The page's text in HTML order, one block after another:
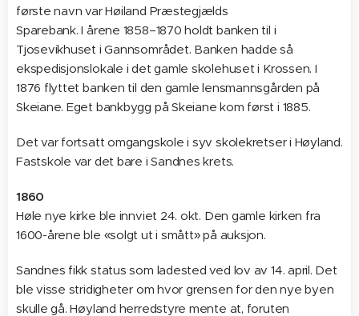
første navn var Høiland Præstegjælds
Sparebank. I årene 1858–1870 holdt banken til i
Tjosevikhuset i Gannsområdet. Banken hadde så
ekspedisjonslokale i det gamle skolehuset i Krossen. I
1876 flyttet banken til den gamle lensmannsgården på
Skeiane. Eget bankbygg på Skeiane kom først i 1885.
Det var fortsatt omgangskole i syv skolekretser i Høyland.
Fastskole var det bare i Sandnes krets.
1860
Høle nye kirke ble innviet 24. okt. Den gamle kirken fra
1600-årene ble «solgt ut i smått» på auksjon.
Sandnes fikk status som ladested ved lov av 14. april. Det
ble visse stridigheter om hvor grensen for den nye byen
skulle gå. Høyland herredstyre mente at, foruten